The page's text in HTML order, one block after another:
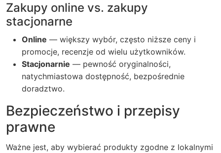
Zakupy online vs. zakupy
stacjonarne
Online — większy wybór, często niższe ceny i
promocje, recenzje od wielu użytkowników.
Stacjonarnie — pewność oryginalności,
natychmiastowa dostępność, bezpośrednie
doradztwo.
Bezpieczeństwo i przepisy
prawne
Ważne jest, aby wybierać produkty zgodne z lokalnymi